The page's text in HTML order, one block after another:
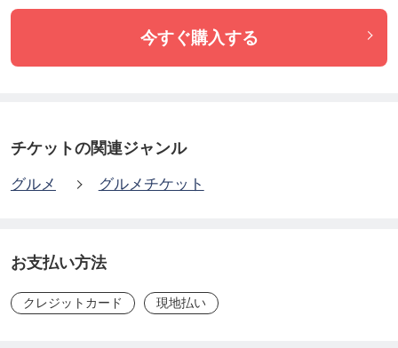
今すぐ購入する
チケットの関連ジャンル
グルメ グルメチケット
お支払い方法
クレジットカード 現地払い